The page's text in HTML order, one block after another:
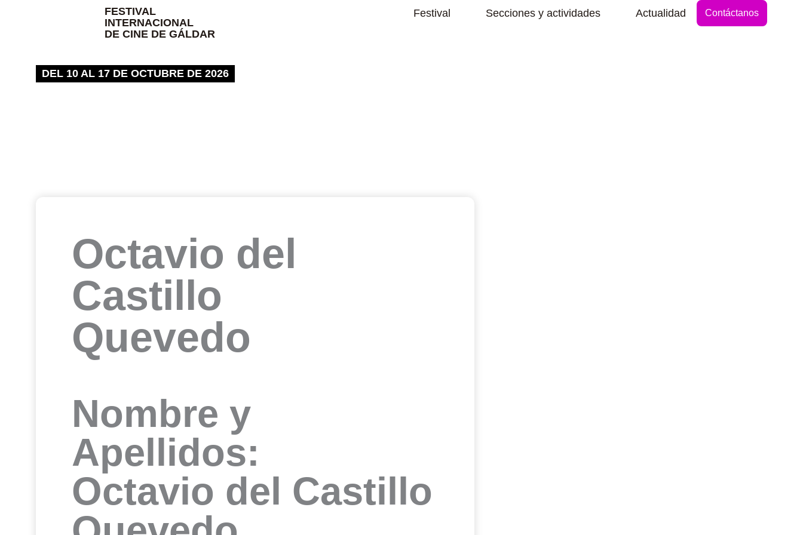
FESTIVAL
INTERNACIONAL
DE CINE DE GÁLDAR
DEL 10 AL 17 DE OCTUBRE DE 2026
Festival Abrir FestivalSecciones y actividades Abrir Secciones y actividades
Actualidad Contáctanos
Octavio del
Castillo
Quevedo
Nombre y
Apellidos:
Octavio del Castillo